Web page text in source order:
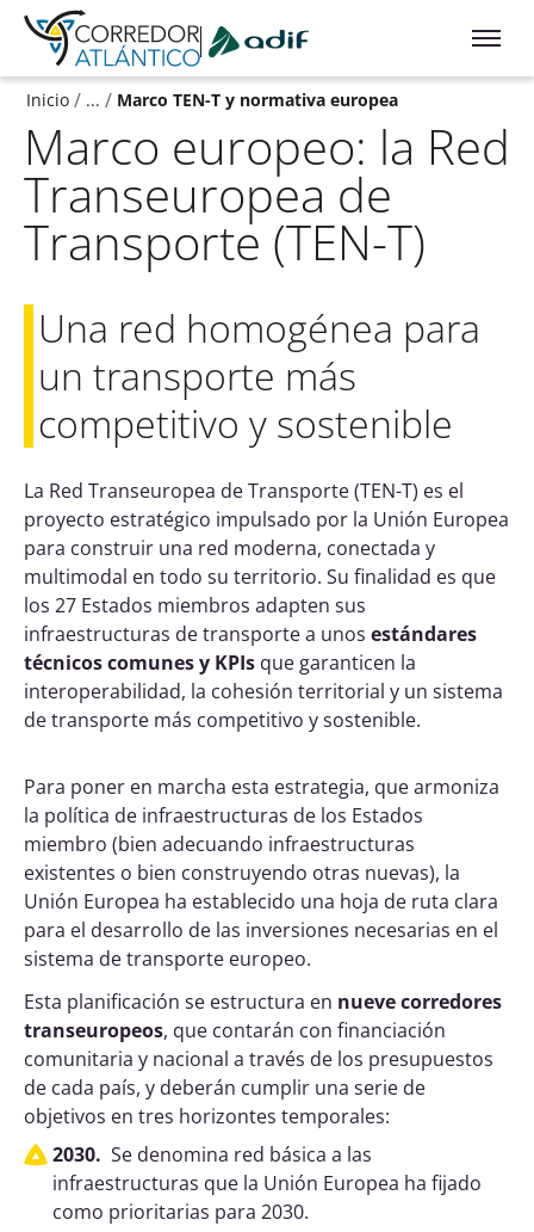
Ir a contenido principal
Inicio / ... / Marco TEN-T y normativa europea
Marco europeo: la Red
Transeuropea de
Transporte (TEN-T)
Una red homogénea para
un transporte más
competitivo y sostenible
La Red Transeuropea de Transporte (TEN-T) es el
proyecto estratégico impulsado por la Unión Europea
para construir una red moderna, conectada y
multimodal en todo su territorio. Su finalidad es que
los 27 Estados miembros adapten sus
infraestructuras de transporte a unos estándares
técnicos comunes y KPIs que garanticen la
interoperabilidad, la cohesión territorial y un sistema
de transporte más competitivo y sostenible.
Para poner en marcha esta estrategia, que armoniza
la política de infraestructuras de los Estados
miembro (bien adecuando infraestructuras
existentes o bien construyendo otras nuevas), la
Unión Europea ha establecido una hoja de ruta clara
para el desarrollo de las inversiones necesarias en el
sistema de transporte europeo.
Esta planificación se estructura en nueve corredores
transeuropeos, que contarán con financiación
comunitaria y nacional a través de los presupuestos
de cada país, y deberán cumplir una serie de
objetivos en tres horizontes temporales:
2030. Se denomina red básica a las
infraestructuras que la Unión Europea ha fijado
como prioritarias para 2030.